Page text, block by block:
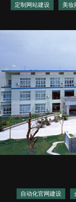
定制网站建设 美妆
自动化官网建设